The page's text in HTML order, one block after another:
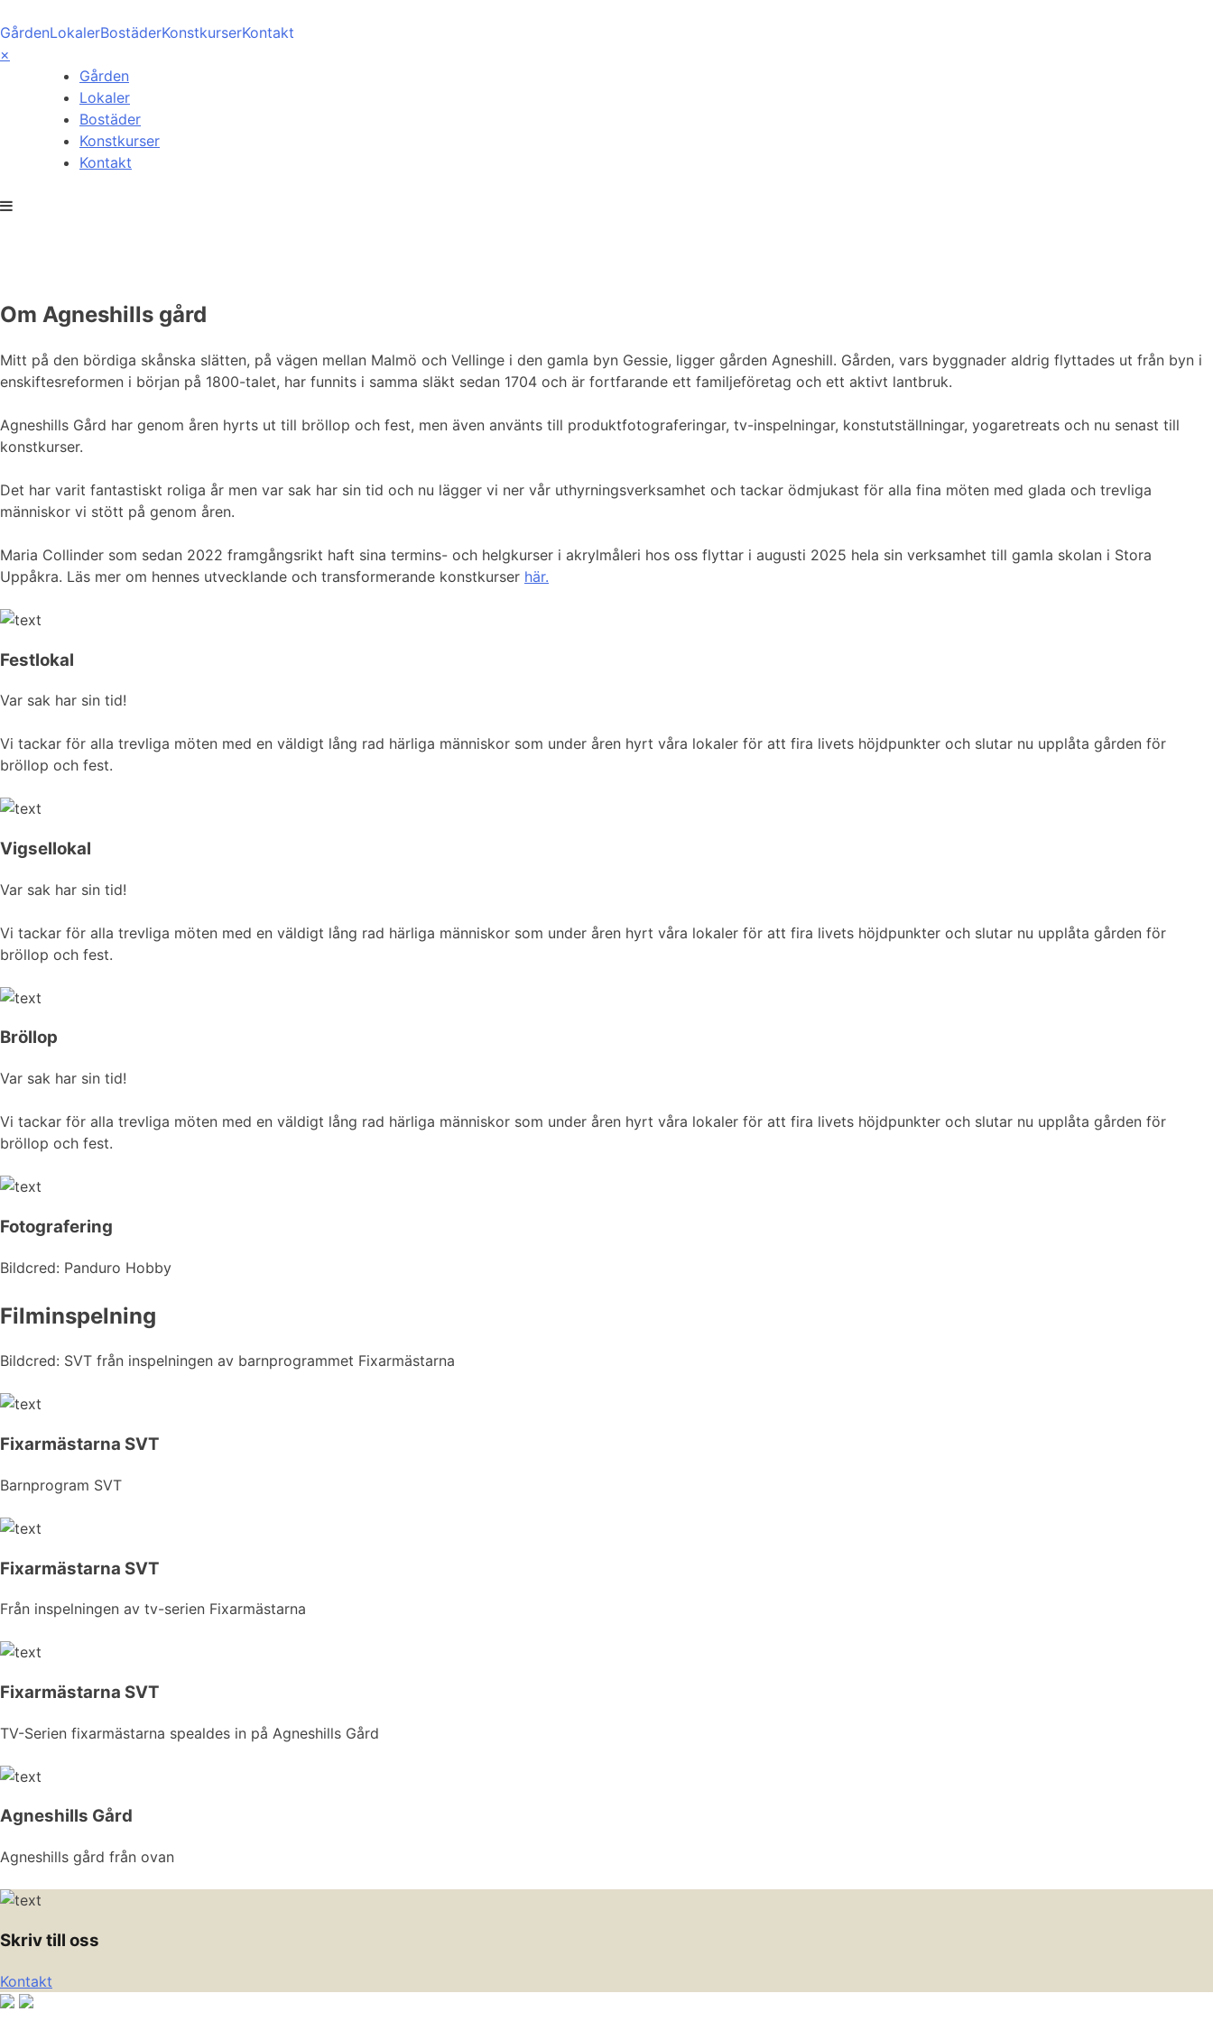
to
content
GårdenLokalerBostäderKonstkurserKontakt
×
Gården
Lokaler
Bostäder
Konstkurser
Kontakt
Om Agneshills gård
Mitt på den bördiga skånska slätten, på vägen mellan Malmö och Vellinge i den gamla byn Gessie, ligger gården Agneshill. Gården, vars byggnader aldrig flyttades ut från byn i
enskiftesreformen i början på 1800-talet, har funnits i samma släkt sedan 1704 och är fortfarande ett familjeföretag och ett aktivt lantbruk.
Agneshills Gård har genom åren hyrts ut till bröllop och fest, men även använts till produktfotograferingar, tv-inspelningar, konstutställningar, yogaretreats och nu senast till
konstkurser.
Det har varit fantastiskt roliga år men var sak har sin tid och nu lägger vi ner vår uthyrningsverksamhet och tackar ödmjukast för alla fina möten med glada och trevliga
människor vi stött på genom åren.
Maria Collinder som sedan 2022 framgångsrikt haft sina termins- och helgkurser i akrylmåleri hos oss flyttar i augusti 2025 hela sin verksamhet till gamla skolan i Stora
Uppåkra. Läs mer om hennes utvecklande och transformerande konstkurser här.
Festlokal
Var sak har sin tid!
Vi tackar för alla trevliga möten med en väldigt lång rad härliga människor som under åren hyrt våra lokaler för att fira livets höjdpunkter och slutar nu upplåta gården för
bröllop och fest.
Vigsellokal
Var sak har sin tid!
Vi tackar för alla trevliga möten med en väldigt lång rad härliga människor som under åren hyrt våra lokaler för att fira livets höjdpunkter och slutar nu upplåta gården för
bröllop och fest.
Bröllop
Var sak har sin tid!
Vi tackar för alla trevliga möten med en väldigt lång rad härliga människor som under åren hyrt våra lokaler för att fira livets höjdpunkter och slutar nu upplåta gården för
bröllop och fest.
Fotografering
Bildcred: Panduro Hobby
Filminspelning
Bildcred: SVT från inspelningen av barnprogrammet Fixarmästarna
Fixarmästarna SVT
Barnprogram SVT
Fixarmästarna SVT
Från inspelningen av tv-serien Fixarmästarna
Fixarmästarna SVT
TV-Serien fixarmästarna spealdes in på Agneshills Gård
Agneshills Gård
Agneshills gård från ovan
Skriv till oss
Kontakt